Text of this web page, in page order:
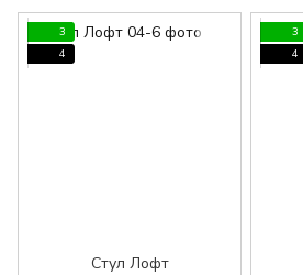
3
4
Стул Лофт
3
4